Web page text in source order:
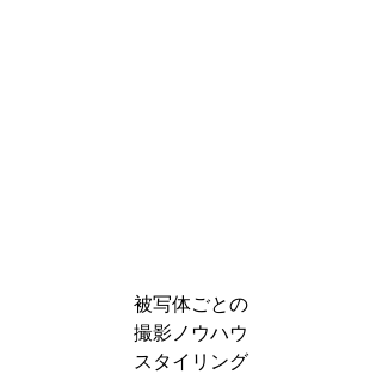
被写体ごとの
撮影ノウハウ
スタイリング